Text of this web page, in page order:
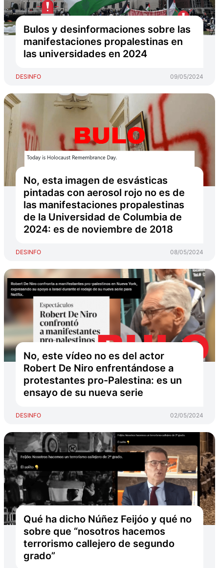
Bulos y desinformaciones sobre las
manifestaciones propalestinas en
las universidades en 2024
DESINFO 09/05/2024
No, esta imagen de esvásticas
pintadas con aerosol rojo no es de
las manifestaciones propalestinas
de la Universidad de Columbia de
2024: es de noviembre de 2018
DESINFO 08/05/2024
No, este vídeo no es del actor
Robert De Niro enfrentándose a
protestantes pro-Palestina: es un
ensayo de su nueva serie
DESINFO 02/05/2024
Qué ha dicho Núñez Feijóo y qué no
sobre que “nosotros hacemos
terrorismo callejero de segundo
grado”